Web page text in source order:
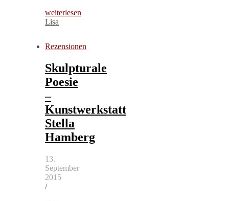
weiterlesen
Lisa
Rezensionen
Skulpturale
Poesie
–
Kunstwerkstatt
Stella
Hamberg
13.
September
2015
/